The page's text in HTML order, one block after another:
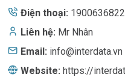
Điện thoại: 1900636822
Liên hệ: Mr Nhân
Email: info@interdata.vn
Website: https://